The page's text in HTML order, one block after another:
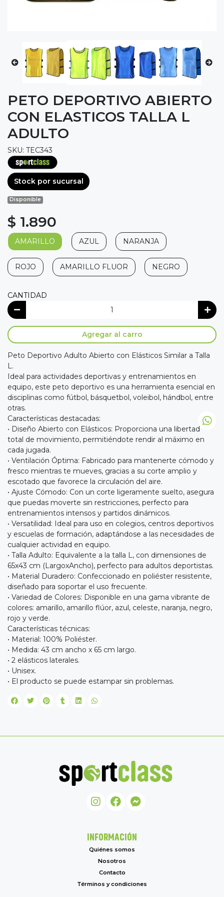
PETO DEPORTIVO ABIERTO
CON ELASTICOS TALLA L
ADULTO
SKU: TEC343
Stock por sucursal
Disponible
$ 1.890
AMARILLO AZUL NARANJA
ROJO AMARILLO FLUOR NEGRO
CANTIDAD
Agregar al carro
Peto Deportivo Adulto Abierto con Elásticos Similar a Talla
L.
Ideal para actividades deportivas y entrenamientos en
equipo, este peto deportivo es una herramienta esencial en
disciplinas como fútbol, básquetbol, voleibol, hándbol, entre
otras.
Características destacadas:
• Diseño Abierto con Elásticos: Proporciona una libertad
total de movimiento, permitiéndote rendir al máximo en
cada jugada.
• Ventilación Óptima: Fabricado para mantenerte cómodo y
fresco mientras te mueves, gracias a su corte amplio y
escotado que favorece la circulación del aire.
• Ajuste Cómodo: Con un corte ligeramente suelto, asegura
que puedas moverte sin restricciones, perfecto para
entrenamientos intensos y partidos dinámicos.
• Versatilidad: Ideal para uso en colegios, centros deportivos
y escuelas de formación, adaptándose a las necesidades de
cualquier actividad en equipo.
• Talla Adulto: Equivalente a la talla L, con dimensiones de
65x43 cm (LargoxAncho), perfecto para adultos deportistas.
• Material Duradero: Confeccionado en poliéster resistente,
diseñado para soportar el uso frecuente.
• Variedad de Colores: Disponible en una gama vibrante de
colores: amarillo, amarillo flúor, azul, celeste, naranja, negro,
rojo y verde.
Características técnicas:
• Material: 100% Poliéster.
• Medida: 43 cm ancho x 65 cm largo.
• 2 elásticos laterales.
• Unisex.
• El producto se puede estampar sin problemas.
INFORMACIÓN
Quiénes somos
Nosotros
Contacto
Términos y condiciones